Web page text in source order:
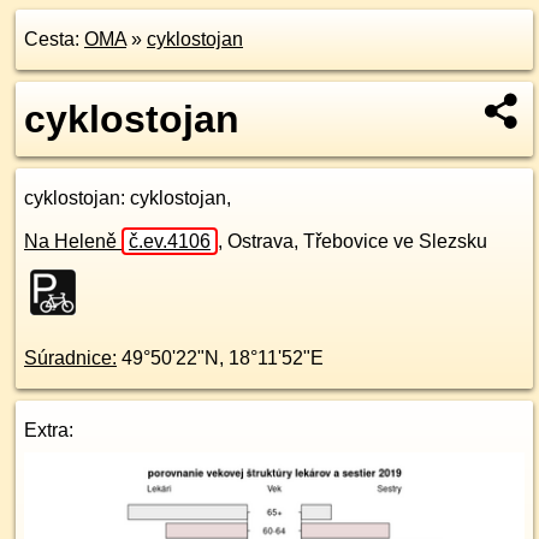
Cesta: OMA» cyklostojan
cyklostojan
cyklostojan: cyklostojan,
Na Heleně č.ev.4106 , Ostrava, Třebovice ve Slezsku
Súradnice: 49°50'22"N , 18°11'52"E
Extra: